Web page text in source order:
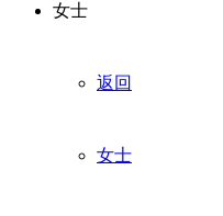
女士
返回
女士